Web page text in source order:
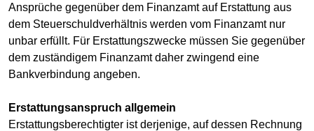
Ansprüche gegenüber dem Finanzamt auf Erstattung aus
dem Steuerschuldverhältnis werden vom Finanzamt nur
unbar erfüllt. Für Erstattungszwecke müssen Sie gegenüber
dem zuständigem Finanzamt daher zwingend eine
Bankverbindung angeben.
Erstattungsanspruch allgemein
Erstattungsberechtigter ist derjenige, auf dessen Rechnung